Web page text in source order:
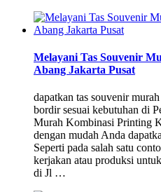
Melayani Tas Souvenir
Abang Jakarta Pusat
dapatkan tas souvenir
bordir sesuai kebutuhan di
Murah Kombinasi Printing
dengan mudah Anda
Seperti pada salah satu
kerjakan atau produksi
di Jl …